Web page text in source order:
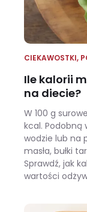
CIEKAWOSTKI,
Ile kalorii
na diecie?
W 100 g
kcal.
wodzie lub na
masła, bułki
Sprawdź, jak
wartości